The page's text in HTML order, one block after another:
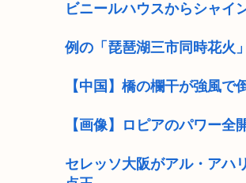
ビニールハウスからシャ
例の「琵琶湖三市同時花火
【中国】橋の欄干が強風で
【画像】ロピアのパワー
セレッソ大阪がアル・ア